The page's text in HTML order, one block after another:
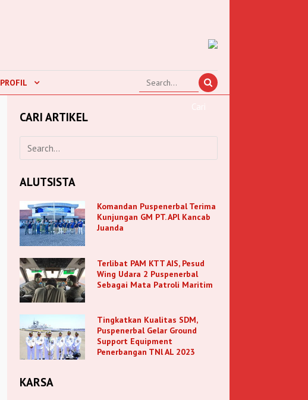
PROFIL
CARI ARTIKEL
ALUTSISTA
Komandan Puspenerbal Terima
Kunjungan GM PT. APl Kancab
Juanda
Terlibat PAM KTT AIS, Pesud
Wing Udara 2 Puspenerbal
Sebagai Mata Patroli Maritim
Tingkatkan Kualitas SDM,
Puspenerbal Gelar Ground
Support Equipment
Penerbangan TNl AL 2023
KARSA